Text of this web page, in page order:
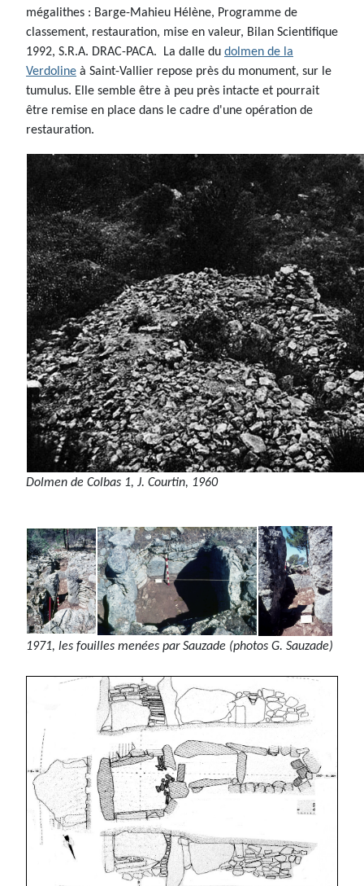
mégalithes : Barge-Mahieu Hélène, Programme de
classement, restauration, mise en valeur, Bilan Scientifique
1992, S.R.A. DRAC-PACA. La dalle du dolmen de la
Verdoline à Saint-Vallier repose près du monument, sur le
tumulus. Elle semble être à peu près intacte et pourrait
être remise en place dans le cadre d'une opération de
restauration.
Dolmen de Colbas 1, J. Courtin, 1960
1971, les fouilles menées par Sauzade (photos G. Sauzade)